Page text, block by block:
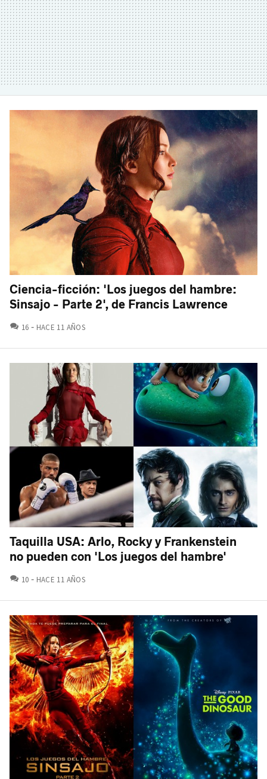
Ciencia-ficción: 'Los juegos del hambre:
Sinsajo - Parte 2', de Francis Lawrence
16 COMENTARIOS
HACE 11 AÑOS
Taquilla USA: Arlo, Rocky y Frankenstein
no pueden con 'Los juegos del hambre'
10 COMENTARIOS
HACE 11 AÑOS